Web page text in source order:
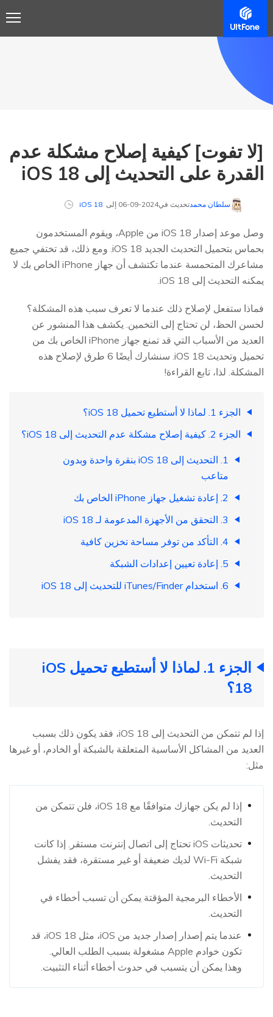
[لا تفوت] كيفية إصلاح مشكلة عدم
القدرة على التحديث إلى iOS 18
سلطان محمدتحديث في2024-09-06 إلى iOS 18
وصل موعد إصدار iOS 18 من Apple، ويقوم المستخدمون
بحماس بتحميل التحديث الجديد iOS 18. ومع ذلك، قد تختفي جميع
مشاعرك المتحمسة عندما تكتشف أن جهاز iPhone الخاص بك لا
يمكنه التحديث إلى iOS 18.
فماذا ستفعل لإصلاح ذلك عندما لا تعرف سبب هذه المشكلة؟
لحسن الحظ، لن تحتاج إلى التخمين. يكشف هذا المنشور عن
العديد من الأسباب التي قد تمنع جهاز iPhone الخاص بك من
تحميل وتحديث iOS 18. سنشارك أيضًا 6 طرق لإصلاح هذه
المشكلة. لذا، تابع القراءة!
الجزء 1. لماذا لا أستطيع تحميل iOS 18؟
الجزء 2. كيفية إصلاح مشكلة عدم التحديث إلى iOS 18؟
1. التحديث إلى iOS 18 بنقرة واحدة وبدون
متاعب
2. إعادة تشغيل جهاز iPhone الخاص بك
3. التحقق من الأجهزة المدعومة لـ iOS 18
4. التأكد من توفر مساحة تخزين كافية
5. إعادة تعيين إعدادات الشبكة
6. استخدام iTunes/Finder للتحديث إلى iOS 18
الجزء 1. لماذا لا أستطيع تحميل iOS
18؟
إذا لم تتمكن من التحديث إلى iOS 18، فقد يكون ذلك بسبب
العديد من المشاكل الأساسية المتعلقة بالشبكة أو الخادم، أو غيرها
مثل:
إذا لم يكن جهازك متوافقًا مع iOS 18، فلن تتمكن من
التحديث.
تحديثات iOS تحتاج إلى اتصال إنترنت مستقر. إذا كانت
شبكة Wi-Fi لديك ضعيفة أو غير مستقرة، فقد يفشل
التحديث.
الأخطاء البرمجية المؤقتة يمكن أن تسبب أخطاء في
التحديث.
عندما يتم إصدار إصدار جديد من iOS، مثل iOS 18، قد
تكون خوادم Apple مشغولة بسبب الطلب العالي.
وهذا يمكن أن يتسبب في حدوث أخطاء أثناء التثبيت.